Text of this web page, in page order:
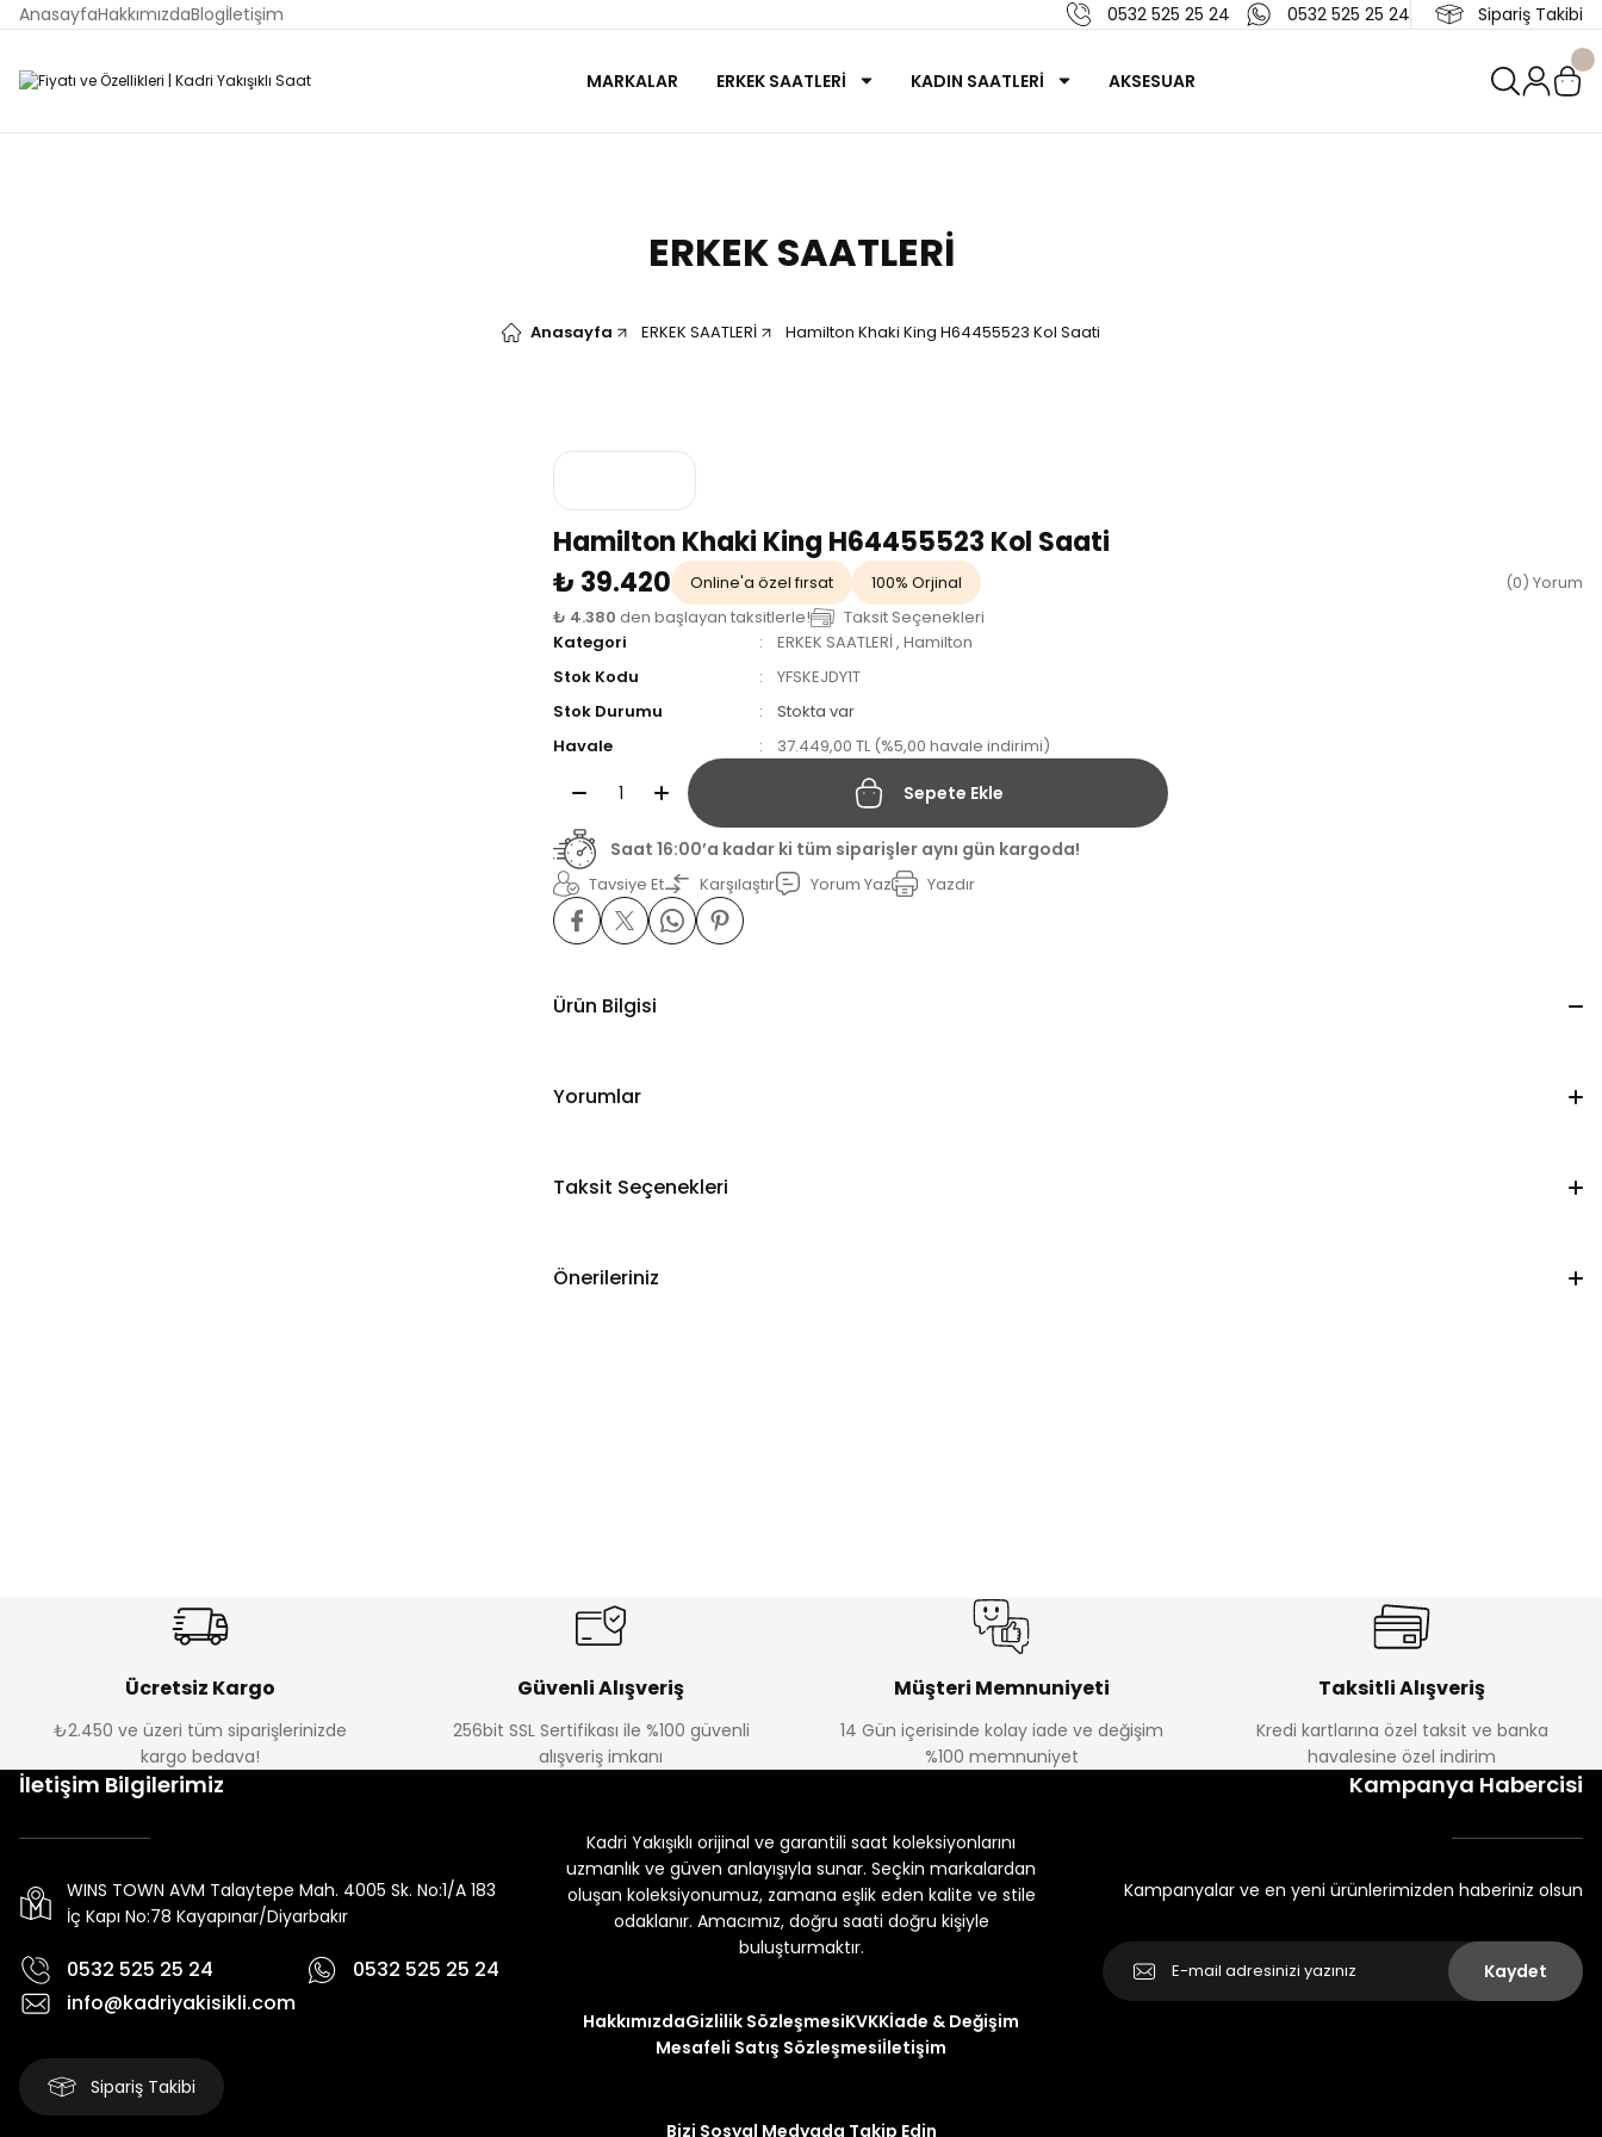
AnasayfaHakkımızdaBlogİletişim 0532 525 25 24 0532 525 25 24 Sipariş Takibi
MARKALAR ERKEK SAATLERİ KADIN SAATLERİ AKSESUAR
ERKEK SAATLERİ
Anasayfa ERKEK SAATLERİ Hamilton Khaki King H64455523 Kol Saati
Hamilton Khaki King H64455523 Kol Saati
₺ 39.420
Online'a özel fırsat 100% Orjinal
(0) Yorum
₺ 4.380 den başlayan taksitlerle!
Taksit Seçenekleri
Kategori
ERKEK SAATLERİ, Hamilton
Stok Kodu
YFSKEJDY1T
Stok Durumu
Stokta var
Havale
37.449,00 TL (%5,00 havale indirimi)
Sepete Ekle
Saat 16:00’a kadar ki tüm siparişler aynı gün kargoda!
Tavsiye Et Karşılaştır Yorum Yaz Yazdır
Ürün Bilgisi
Yorumlar
Taksit Seçenekleri
Önerileriniz
Ücretsiz Kargo
₺2.450 ve üzeri tüm siparişlerinizde
kargo bedava!
Güvenli Alışveriş
256bit SSL Sertifikası ile %100 güvenli
alışveriş imkanı
Müşteri Memnuniyeti
14 Gün içerisinde kolay iade ve değişim
%100 memnuniyet
Taksitli Alışveriş
Kredi kartlarına özel taksit ve banka
havalesine özel indirim
İletişim Bilgilerimiz
WINS TOWN AVM Talaytepe Mah. 4005 Sk. No:1/A 183
İç Kapı No:78 Kayapınar/Diyarbakır
0532 525 25 24
0532 525 25 24
info@kadriyakisikli.com
Sipariş Takibi
Kadri Yakışıklı orijinal ve garantili saat koleksiyonlarını
uzmanlık ve güven anlayışıyla sunar. Seçkin markalardan
oluşan koleksiyonumuz, zamana eşlik eden kalite ve stile
odaklanır. Amacımız, doğru saati doğru kişiyle
buluşturmaktır.
HakkımızdaGizlilik SözleşmesiKVKKİade & Değişim
Mesafeli Satış Sözleşmesiİletişim
Bizi Sosyal Medyada Takip Edin
Kampanya Habercisi
Kampanyalar ve en yeni ürünlerimizden haberiniz olsun
Kaydet